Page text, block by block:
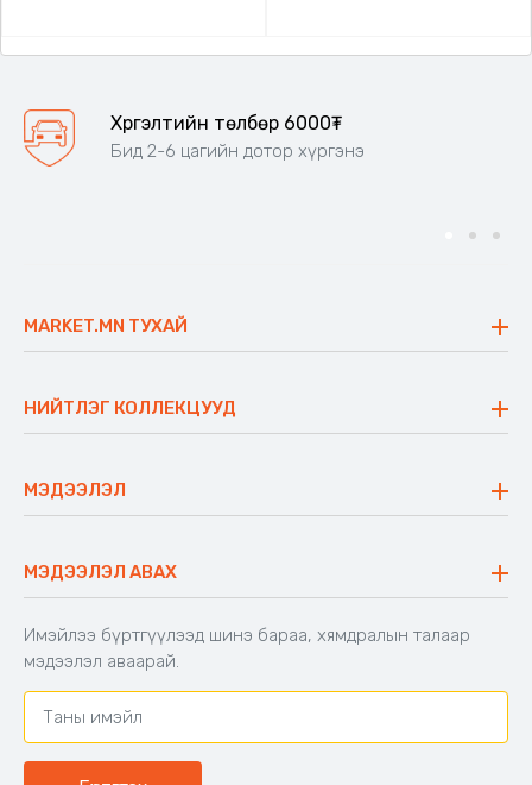
Хүргэлтийн төлбөр 6000₮
Бид 2-6 цагийн дотор хүргэнэ
MARKET.MN ТУХАЙ
Үнэт зүйлс
Ажлын байр
Блог
НИЙТЛЭГ КОЛЛЕКЦУУД
Сүүдрэвч
Аяны ширээ
Аяны түшлэгтэй сандал
МЭДЭЭЛЭЛ
Буцаалтын журам
Захиалга шалгах
Хамтран ажиллах
Холбоо барих
МЭДЭЭЛЭЛ АВАХ
Имэйлээ бүртгүүлээд шинэ бараа, хямдралын талаар
мэдээлэл аваарай.